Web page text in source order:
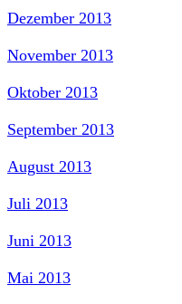
Dezember 2013
November 2013
Oktober 2013
September 2013
August 2013
Juli 2013
Juni 2013
Mai 2013